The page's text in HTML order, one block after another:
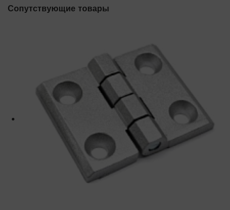
Сопутствующие товары